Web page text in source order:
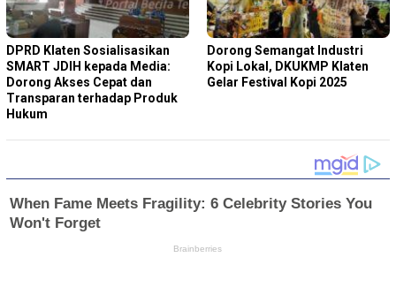
DPRD Klaten Sosialisasikan
SMART JDIH kepada Media:
Dorong Akses Cepat dan
Transparan terhadap Produk
Hukum
Dorong Semangat Industri
Kopi Lokal, DKUKMP Klaten
Gelar Festival Kopi 2025